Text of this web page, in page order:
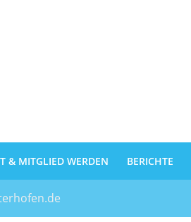
& MITGLIED WERDEN BERICHTE